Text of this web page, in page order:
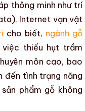
thông minh như trí
Internet vạn vật
cho biết, ngành gỗ
thiếu hụt trầm
môn cao, bao
đến tình trạng năng
phẩm gỗ không